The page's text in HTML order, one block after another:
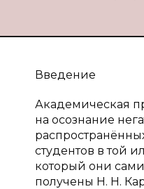
Введение
Академическая
на осознание
студентов в той
который они
получены Н. Н.